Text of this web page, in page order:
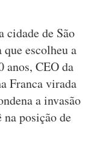
cidade de São
que escolheu a
anos, CEO da
Franca virada
a invasão
na posição de